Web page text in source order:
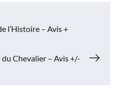
l’Histoire – Avis +
du Chevalier – Avis +/-